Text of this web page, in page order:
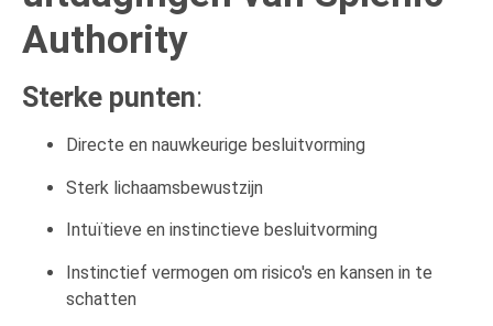
Authority
Sterke punten:
Directe en nauwkeurige besluitvorming
Sterk lichaamsbewustzijn
Intuïtieve en instinctieve besluitvorming
Instinctief vermogen om risico's en kansen in te
schatten